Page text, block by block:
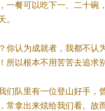
一餐可以吃下一、二十
。
你认为成就者，我都不
所以根本不用苦苦去追求
们队里有一位登山好手，
常拿出来炫给我们看。